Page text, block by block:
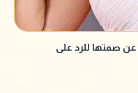
صمتها للرد على